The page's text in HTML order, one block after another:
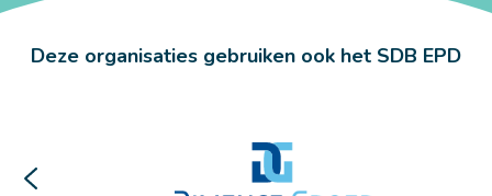
Deze organisaties gebruiken ook het SDB EPD